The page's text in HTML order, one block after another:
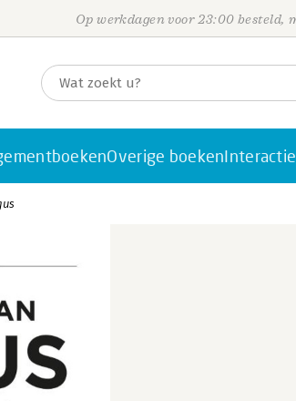
Op werkdagen voor 23:00 besteld,
Overige boeken